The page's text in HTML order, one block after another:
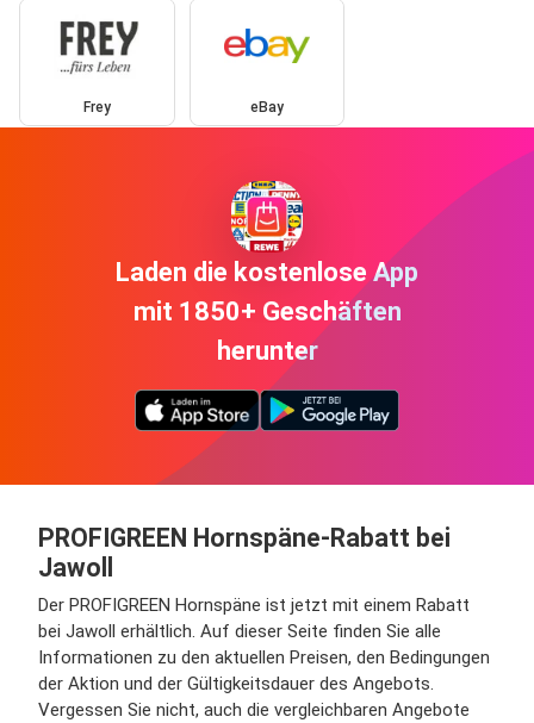
Frey eBay
Laden die kostenlose App
mit 1850+ Geschäften
herunter
PROFIGREEN Hornspäne-Rabatt bei
Jawoll
Der PROFIGREEN Hornspäne ist jetzt mit einem Rabatt
bei Jawoll erhältlich. Auf dieser Seite finden Sie alle
Informationen zu den aktuellen Preisen, den Bedingungen
der Aktion und der Gültigkeitsdauer des Angebots.
Vergessen Sie nicht, auch die vergleichbaren Angebote